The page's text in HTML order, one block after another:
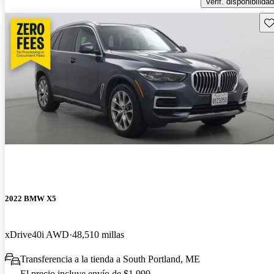
2022 BMW X5
xDrive40i AWD 48,510 millas
Transferencia a la tienda a South Portland, ME